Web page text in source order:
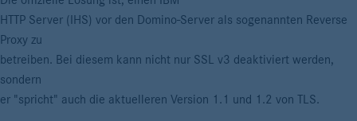
HTTP Server (IHS) vor den Domino-Server als sogenannten Reverse
Proxy zu
betreiben. Bei diesem kann nicht nur SSL v3 deaktiviert werden,
sondern
er "spricht" auch die aktuelleren Version 1.1 und 1.2 von TLS.